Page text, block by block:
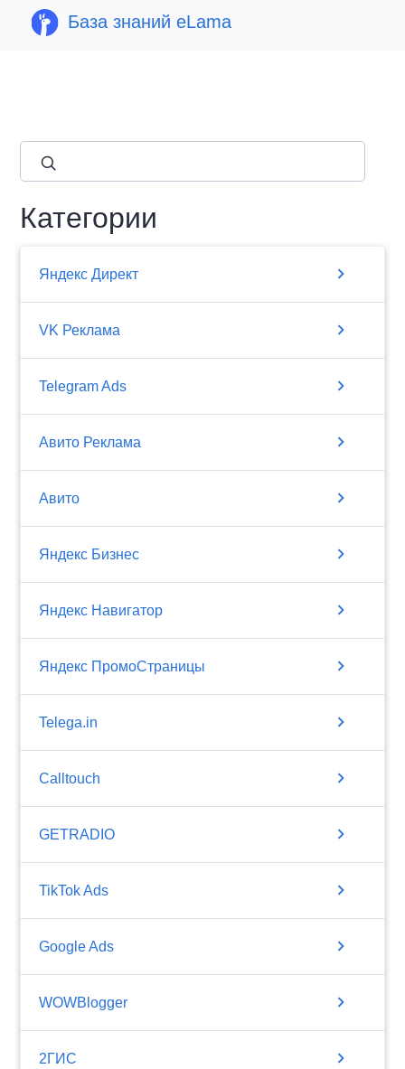
База знаний eLama
Категории
Яндекс Директ chevron_right
VK Реклама chevron_right
Telegram Ads chevron_right
Авито Реклама chevron_right
Авито chevron_right
Яндекс Бизнес chevron_right
Яндекс Навигатор chevron_right
Яндекс ПромоСтраницы chevron_right
Telega.in chevron_right
Calltouch chevron_right
GETRADIO chevron_right
TikTok Ads chevron_right
Google Ads chevron_right
WOWBlogger chevron_right
2ГИС chevron_right